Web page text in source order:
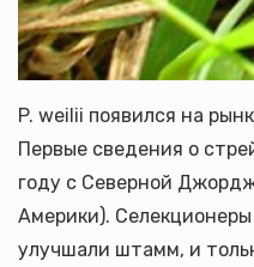
P. weilii появился на
Первые сведения о
году с Северной
Америки).
улучшали штамм, и